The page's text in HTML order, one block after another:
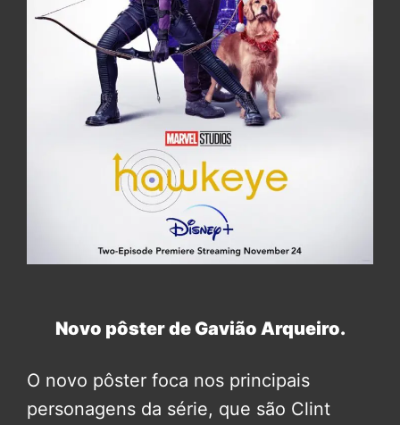
Novo pôster de Gavião Arqueiro.
O novo pôster foca nos principais
personagens da série, que são Clint